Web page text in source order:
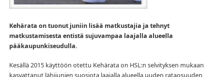
Kehärata on tuonut juniin lisää matkustajia ja tehnyt
matkustamisesta entistä sujuvampaa laajalla alueella
pääkaupunkiseudulla.
Kesällä 2015 käyttöön otettu Kehärata on HSL:n selvityksen mukaan
kasvattanut lähijunien suosiota laajalla alueella uuden rataosuuden,